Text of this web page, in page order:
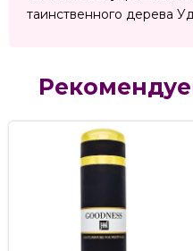
таинственного дерева